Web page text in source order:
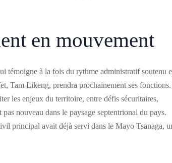
en mouvement
témoigne à la fois du rythme administratif soutenu
Tam Likeng, prendra prochainement ses fonctions.
les enjeux du territoire, entre défis sécuritaires,
nouveau dans le paysage septentrional du pays.
principal avait déjà servi dans le Mayo Tsanaga,